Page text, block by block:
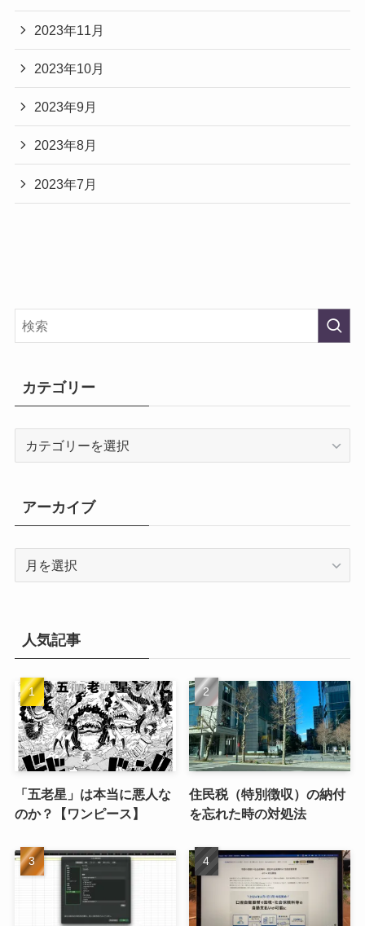
2023年11月
2023年10月
2023年9月
2023年8月
2023年7月
カテゴリー
リ
ー
アーカイブ
ブ人気記事
「五老星」は本当に悪人な
のか？【ワンピース】
住民税（特別徴収）の納付
を忘れた時の対処法